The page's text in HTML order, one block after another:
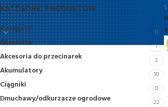
KATEGORIE PRODUKTÓW
Agregaty 0
Akcesoria 1
Akcesoria do przecinarek 2
Akumulatory 10
Ciągniki 0
Dmuchawy/odkurzacze ogrodowe 22